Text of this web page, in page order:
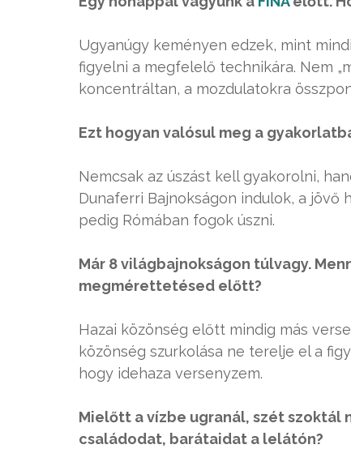
Ugyanúgy keményen edzek, mint
figyelni a megfelelő technikára. Nem
koncentráltan, a mozdulatokra
Ezt hogyan valósul meg a
Nemcsak az úszást kell gyakorolni,
Dunaferri Bajnokságon indulok, a
pedig Rómában fogok úszni.
Már 8 világbajnokságon túlvagy.
megmérettetésed előtt?
Hazai közönség előtt mindig más
közönség szurkolása ne terelje el a
hogy idehaza versenyzem.
Mielőtt a vízbe ugranál, szét szoktál
családodat, barátaidat a lelátón?